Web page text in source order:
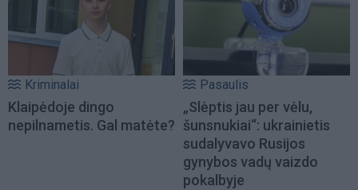
Kriminalai
Klaipėdoje dingo
nepilnametis. Gal matėte?
Pasaulis
„Slėptis jau per vėlu,
šunsnukiai“: ukrainietis
sudalyvavo Rusijos
gynybos vadų vaizdo
pokalbyje